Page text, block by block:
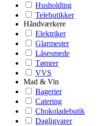
Husholding
Telebutikker
Håndværkere
Elektriker
Glarmester
Låsesmede
Tømrer
VVS
Mad & Vin
Bagerier
Catering
Chokoladebutik
Dagligvarer